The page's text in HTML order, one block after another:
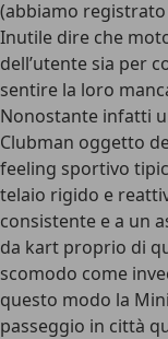
(abbiamo
Inutile dire che
dell’utente sia per
sentire la loro
Nonostante infatti
Clubman oggetto
feeling sportivo
telaio rigido e
consistente e a un
da kart proprio di
scomodo come
questo modo la
passeggio in città